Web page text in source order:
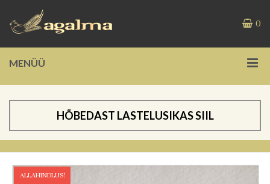
0
MENÜÜ
HÕBEDAST LASTELUSIKAS SIIL
ALLAHINDLUS!